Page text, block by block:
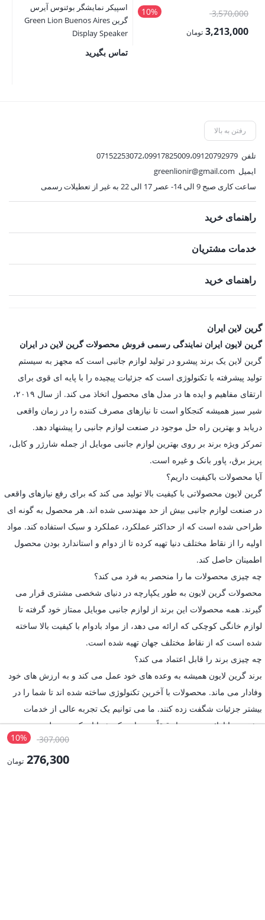
10% 307,000قیمت
اصلی:
276,300 تومان
10% 3,570,000قیمت
اصلی:3,213,000 تومان
اسپیکر نمایشگر بوئنوس آیرس
گرین Green Lion Buenos Aires
Display Speaker
تماس بگیرید
رفتن به بالا
تلفن 07152253072،09917825009،09120792979
ایمیل greenlionir@gmail.com
ساعت کاری صبح 9 الی 14- عصر 17 الی 22 به غیر از تعطیلات رسمی
راهنمای خرید
خدمات مشتریان
راهنمای خرید
گرین لاین ایران
گرین لایون ایران نمایندگی رسمی فروش محصولات گرین لاین در ایران
گرین لاین یک برند پیشرو در تولید لوازم جانبی است که مجهز به سیستم
تولید پیشرفته با تکنولوژی است که جزئیات پیچیده را با پایه ای قوی برای
ارتقای مفاهیم و ایده ها در مدل های محصول اتخاذ می کند. از سال ۲۰۱۹،
شیر سبز همیشه کنجکاو است تا نیازهای مصرف کننده را در زمان واقعی
دریابد و بهترین راه حل موجود در صنعت لوازم جانبی را پیشنهاد دهد.
تمرکز ویژه برند بر روی بهترین لوازم جانبی موبایل از جمله شارژر و کابل،
پریز برق، پاور بانک و غیره است.
آیا محصولات باکیفیت داریم؟
گرین لایون محصولاتی با کیفیت بالا تولید می کند که برای رفع نیازهای واقعی
در صنعت لوازم جانبی بیش از حد مهندسی شده اند. هر محصول به گونه ای
طراحی شده است که از حداکثر عملکرد، عملکرد و سبک استفاده کند. مواد
اولیه را از نقاط مختلف دنیا تهیه کرده تا از دوام و استاندارد بودن محصول
اطمینان حاصل کند.
چه چیزی محصولات ما را منحصر به فرد می کند؟
محصولات گرین لایون به طور یکپارچه در دنیای شخصی مشتری قرار می
گیرند. همه محصولات این برند از لوازم جانبی موبایل ممتاز خود گرفته تا
لوازم خانگی کوچکی که ارائه می دهد، از مواد بادوام با کیفیت بالا ساخته
شده است که از نقاط مختلف جهان تهیه شده است.
چه چیزی برند را قابل اعتماد می کند؟
برند گرین لایون همیشه به وعده های خود عمل می کند و به ارزش های خود
وفادار می ماند. محصولات با آخرین تکنولوژی ساخته شده اند تا شما را در
بیشتر جزئیات شگفت زده کنند. ما می توانیم یک تجربه عالی از خدمات
مشتری را ارائه دهیم زیرا دقیقاً می دانیم که شما از یک محصول به چه